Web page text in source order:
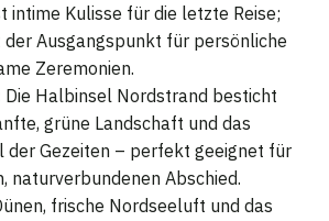
intime Kulisse für die letzte Reise;
Ausgangspunkt für persönliche
Zeremonien.
Die Halbinsel Nordstrand besticht
grüne Landschaft und das
der Gezeiten – perfekt geeignet für
naturverbundenen Abschied.
frische Nordseeluft und das